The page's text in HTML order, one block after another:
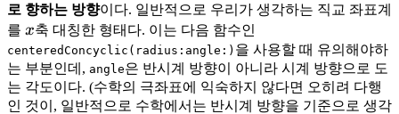
로 향하는 방향이다. 일반적으로 우리가 생각하는 직교 좌표계
를 x
x축 대칭한 형태다. 이는 다음 함수인
centeredConcyclic(radius:angle:) 을 사용할 때 유의해야하
는 부분인데, angle은 반시계 방향이 아니라 시계 방향으로 도
는 각도이다. (수학의 극좌표에 익숙하지 않다면 오히려 다행
인 것이, 일반적으로 수학에서는 반시계 방향을 기준으로 생각